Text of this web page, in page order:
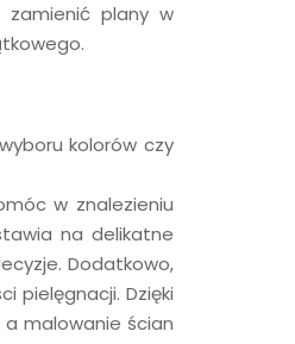
zamienić plany w
kolorów czy
w znalezieniu
na delikatne
Dodatkowo,
pielęgnacji. Dzięki
malowanie ścian